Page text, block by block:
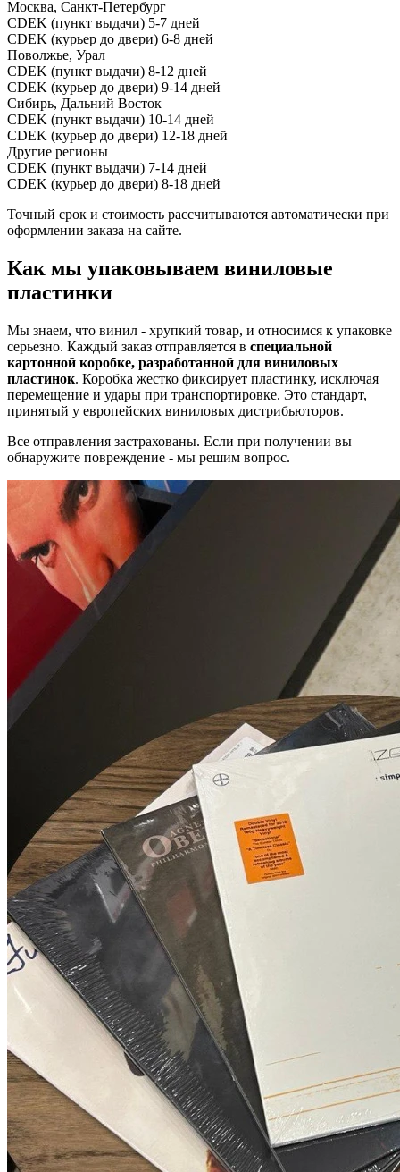
Москва, Санкт-Петербург
CDEK (пункт выдачи) 5-7 дней
CDEK (курьер до двери) 6-8 дней
Поволжье, Урал
CDEK (пункт выдачи) 8-12 дней
CDEK (курьер до двери) 9-14 дней
Сибирь, Дальний Восток
CDEK (пункт выдачи) 10-14 дней
CDEK (курьер до двери) 12-18 дней
Другие регионы
CDEK (пункт выдачи) 7-14 дней
CDEK (курьер до двери) 8-18 дней
Точный срок и стоимость рассчитываются автоматически при
оформлении заказа на сайте.
Как мы упаковываем виниловые
пластинки
Мы знаем, что винил - хрупкий товар, и относимся к упаковке
серьезно. Каждый заказ отправляется в специальной
картонной коробке, разработанной для виниловых
пластинок. Коробка жестко фиксирует пластинку, исключая
перемещение и удары при транспортировке. Это стандарт,
принятый у европейских виниловых дистрибьюторов.
Все отправления застрахованы. Если при получении вы
обнаружите повреждение - мы решим вопрос.